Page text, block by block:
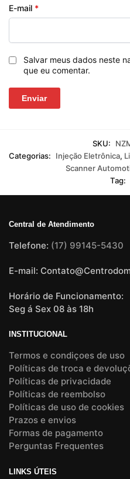
E-mail *
Salvar meus dados neste
que eu comentar.
SKU:
Categorias:
Injeção Eletrônica,
Scanner
Tag:
Central de Atendimento
Telefone: (17) 99145-5430
E-mail:
Horário de Funcionamento:
Seg á Sex 08 às 18h
INSTITUCIONAL
Termos e condiçoes de uso
Políticas de troca e
Políticas de privacidade
Políticas de reembolso
Políticas de uso de cookies
Prazos e envios
Formas de pagamento
Perguntas Frequentes
LINKS ÚTEIS